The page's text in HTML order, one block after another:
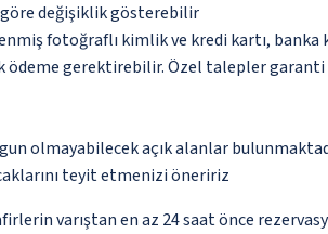
değişiklik gösterebilir
fotoğraflı kimlik ve kredi kartı,
ödeme gerektirebilir. Özel talepler
olmayabilecek açık alanlar
teyit etmenizi öneririz
varıştan en az 24 saat önce